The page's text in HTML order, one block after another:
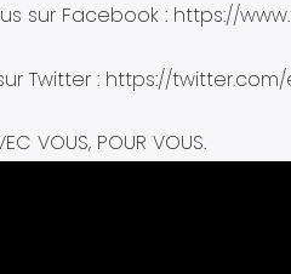
sur Facebook : https://
Twitter : https://
VOUS, POUR VOUS.